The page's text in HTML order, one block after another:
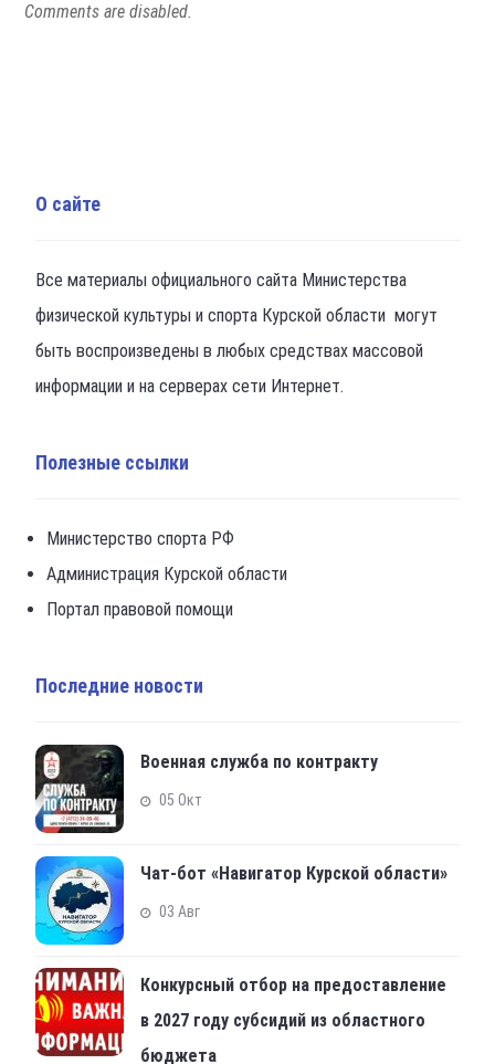
Comments are disabled.
О сайте
Все материалы официального сайта Министерства
физической культуры и спорта Курской области могут
быть воспроизведены в любых средствах массовой
информации и на серверах сети Интернет.
Полезные ссылки
Министерство спорта РФ
Администрация Курской области
Портал правовой помощи
Последние новости
Военная служба по контракту
05 Окт
Чат-бот «Навигатор Курской области»
03 Авг
Конкурсный отбор на предоставление
в 2027 году субсидий из областного
бюджета